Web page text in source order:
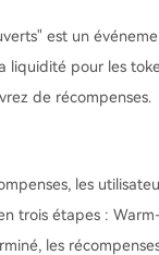
est un
liquidité pour les
de récompenses.
les
trois étapes :
les